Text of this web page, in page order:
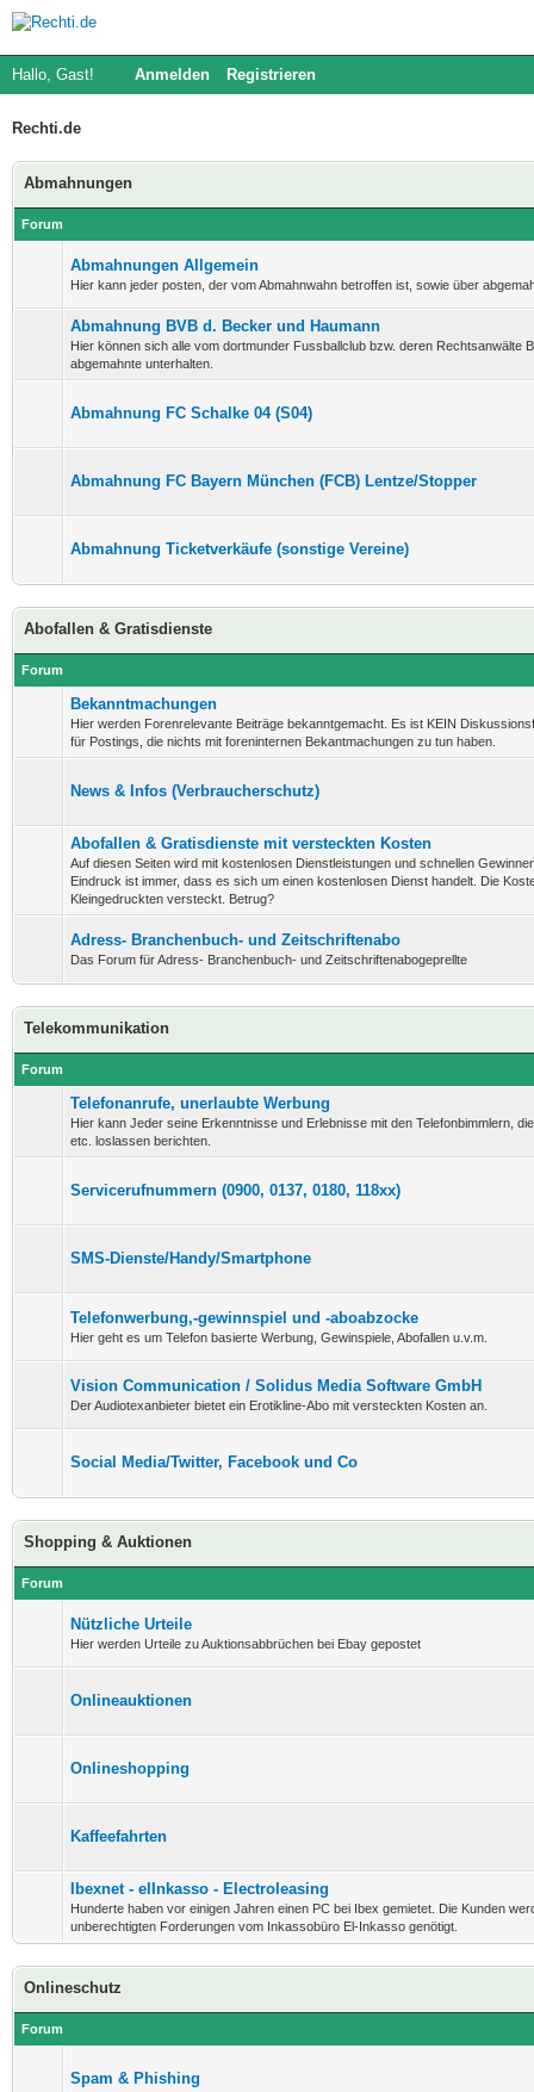
Hallo, Gast! Anmelden Registrieren
Rechti.de
Abmahnungen
Forum
Abmahnungen Allgemein
Hier kann jeder posten, der vom Abmahnwahn betroffen ist, sowie über
Abmahnung BVB d. Becker und Haumann
Hier können sich alle vom dortmunder Fussballclub bzw. deren Rechtsanwälte
abgemahnte unterhalten.
Abmahnung FC Schalke 04 (S04)
Abmahnung FC Bayern München (FCB) Lentze/Stopper
Abmahnung Ticketverkäufe (sonstige Vereine)
Abofallen & Gratisdienste
Forum
Bekanntmachungen
Hier werden Forenrelevante Beiträge bekanntgemacht. Es ist KEIN
für Postings, die nichts mit foreninternen Bekantmachungen zu tun haben.
News & Infos (Verbraucherschutz)
Abofallen & Gratisdienste mit versteckten Kosten
Auf diesen Seiten wird mit kostenlosen Dienstleistungen und schnellen
Eindruck ist immer, dass es sich um einen kostenlosen Dienst handelt. Die
Kleingedruckten versteckt. Betrug?
Adress- Branchenbuch- und Zeitschriftenabo
Das Forum für Adress- Branchenbuch- und Zeitschriftenabogeprellte
Telekommunikation
Forum
Telefonanrufe, unerlaubte Werbung
Hier kann Jeder seine Erkenntnisse und Erlebnisse mit den Telefonbimmlern,
etc. loslassen berichten.
Servicerufnummern (0900, 0137, 0180, 118xx)
SMS-Dienste/Handy/Smartphone
Telefonwerbung,-gewinnspiel und -aboabzocke
Hier geht es um Telefon basierte Werbung, Gewinspiele, Abofallen u.v.m.
Vision Communication / Solidus Media Software GmbH
Der Audiotexanbieter bietet ein Erotikline-Abo mit versteckten Kosten an.
Social Media/Twitter, Facebook und Co
Shopping & Auktionen
Forum
Nützliche Urteile
Hier werden Urteile zu Auktionsabbrüchen bei Ebay gepostet
Onlineauktionen
Onlineshopping
Kaffeefahrten
Ibexnet - elInkasso - Electroleasing
Hunderte haben vor einigen Jahren einen PC bei Ibex gemietet. Die Kunden
unberechtigten Forderungen vom Inkassobüro El-Inkasso genötigt.
Onlineschutz
Forum
Spam & Phishing